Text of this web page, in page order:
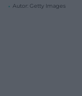
Autor: Getty Images